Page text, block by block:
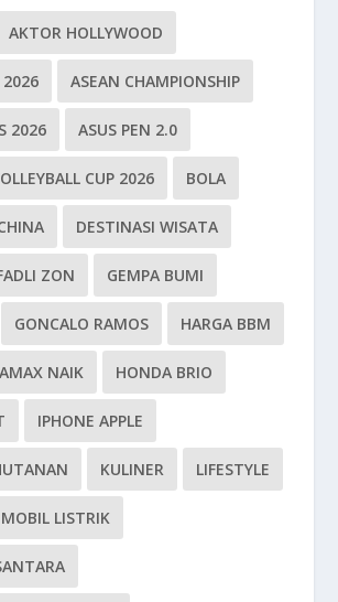
AKTOR HOLLYWOOD
2026 ASEAN CHAMPIONSHIP
2026 ASUS PEN 2.0
CUP 2026 BOLA
DESTINASI WISATA
ZON GEMPA BUMI
GONCALO RAMOS HARGA BBM
NAIK HONDA BRIO
IPHONE APPLE
KULINER LIFESTYLE
MOBIL LISTRIK